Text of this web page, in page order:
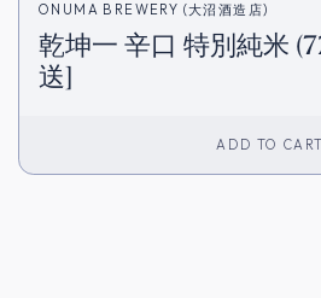
ONUMA BREWERY (大沼酒造店)
乾坤一 辛口 特別純米
送]
ADD TO CART